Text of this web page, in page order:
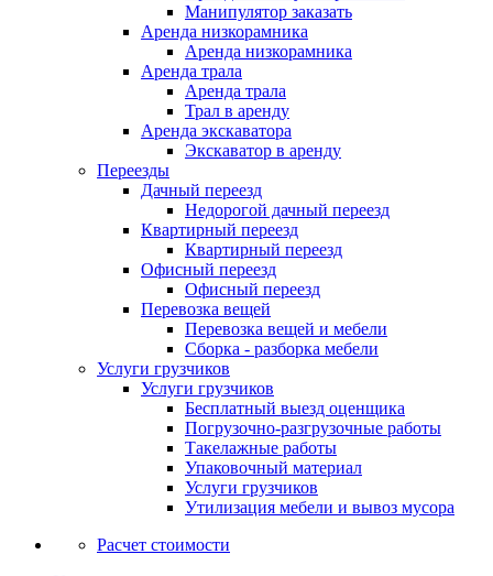
Манипулятор заказать
Аренда низкорамника
Аренда низкорамника
Аренда трала
Аренда трала
Трал в аренду
Аренда экскаватора
Экскаватор в аренду
Переезды
Дачный переезд
Недорогой дачный переезд
Квартирный переезд
Квартирный переезд
Офисный переезд
Офисный переезд
Перевозка вещей
Перевозка вещей и мебели
Сборка - разборка мебели
Услуги грузчиков
Услуги грузчиков
Бесплатный выезд оценщика
Погрузочно-разгрузочные работы
Такелажные работы
Упаковочный материал
Услуги грузчиков
Утилизация мебели и вывоз мусора
Расчет стоимости